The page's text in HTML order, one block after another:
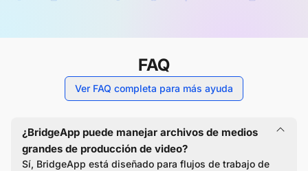
FAQ
Ver FAQ completa para más ayuda
¿BridgeApp puede manejar archivos de medios
grandes de producción de video?
Sí, BridgeApp está diseñado para flujos de trabajo de